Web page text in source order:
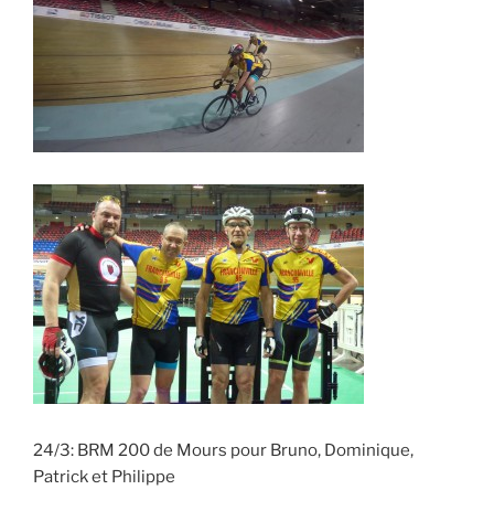
24/3: BRM 200 de Mours pour Bruno, Dominique,
Patrick et Philippe